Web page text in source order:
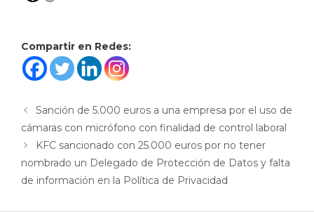
Compartir en Redes:
Sanción de 5.000 euros a una empresa por el uso de
cámaras con micrófono con finalidad de control laboral
KFC sancionado con 25.000 euros por no tener
nombrado un Delegado de Protección de Datos y falta
de información en la Política de Privacidad